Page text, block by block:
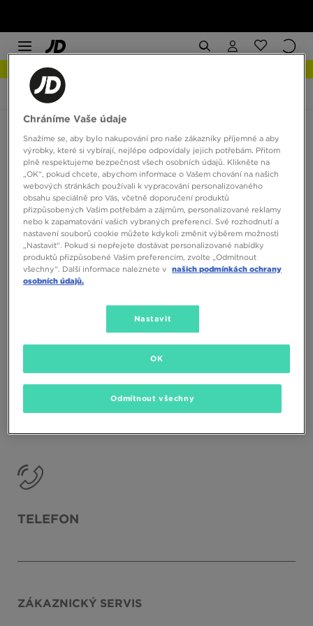
JD Sports Informace
Jak vám můžeme pomoci?
Hlavní témata
FAQ
TELEFON
ZÁKAZNICKÝ SERVIS
Chráníme Vaše údaje
Snažíme se, aby bylo nakupování pro naše zákazníky příjemné a aby
výrobky, které si vybírají, nejlépe odpovídaly jejich potřebám. Přitom
plně respektujeme bezpečnost všech osobních údajů. Klikněte na
„OK“, pokud chcete, abychom informace o Vašem chování na našich
webových stránkách používali k vypracování personalizovaného
obsahu speciálně pro Vás, včetně doporučení produktů
přizpůsobených Vašim potřebám a zájmům, personalizované reklamy
nebo k zapamatování vašich vybraných preferencí. Své rozhodnutí a
nastavení souborů cookie můžete kdykoli změnit výběrem možnosti
„Nastavit“. Pokud si nepřejete dostávat personalizované nabídky
produktů přizpůsobené Vašim preferencím, zvolte „Odmítnout
všechny“. Další informace naleznete v našich podmínkách ochrany
osobních údajů.
Nastavit
Odmítnout všechny
OK